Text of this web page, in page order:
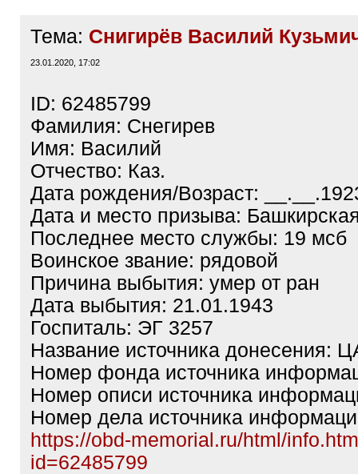
Тема: Снигирёв Василий
23.01.2020, 17:02
ID: 62485799
Фамилия: Снегирев
Имя: Василий
Отчество: Каз.
Дата рождения/Возраст:
Дата и место призыва:
Последнее место службы: 19 мсб
Воинское звание: рядовой
Причина выбытия: умер от ран
Дата выбытия: 21.01.1943
Госпиталь: ЭГ 3257
Название источника донесения:
Номер фонда источника
Номер описи источника
Номер дела источника
https://obd-memorial.ru/html/
id=62485799